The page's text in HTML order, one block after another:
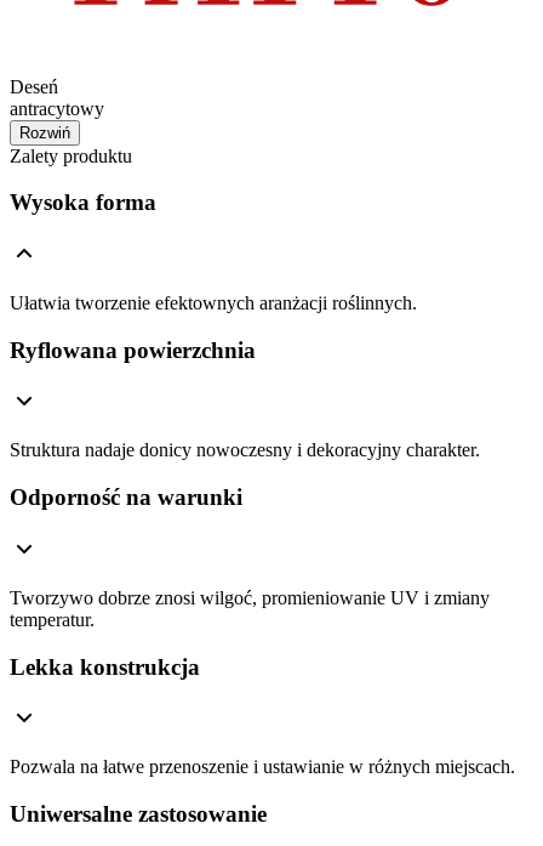
Deseń
antracytowy
Rozwiń
Zalety produktu
Wysoka forma
Ułatwia tworzenie efektownych aranżacji roślinnych.
Ryflowana powierzchnia
Struktura nadaje donicy nowoczesny i dekoracyjny charakter.
Odporność na warunki
Tworzywo dobrze znosi wilgoć, promieniowanie UV i zmiany
temperatur.
Lekka konstrukcja
Pozwala na łatwe przenoszenie i ustawianie w różnych miejscach.
Uniwersalne zastosowanie